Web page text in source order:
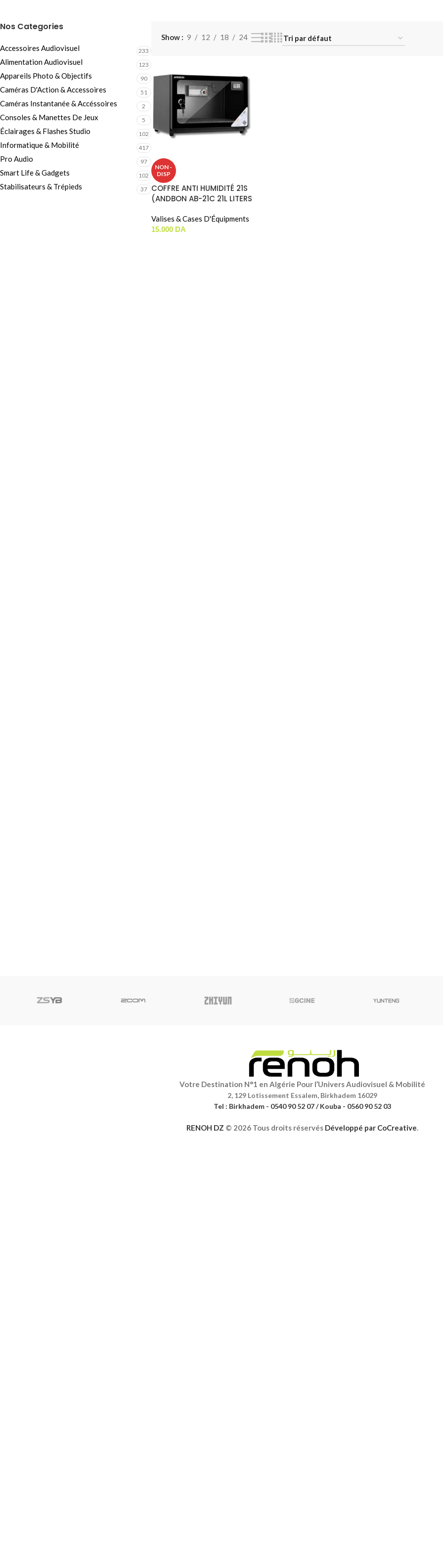
Nos Categories
Accessoires Audiovisuel 233
Alimentation Audiovisuel 123
Appareils Photo & Objectifs 90
Caméras D'Action & Accessoires 51
Caméras Instantanée & Accéssoires 2
Consoles & Manettes De Jeux 5
Éclairages & Flashes Studio 102
Informatique & Mobilité 417
Pro Audio 97
Smart Life & Gadgets 102
Stabilisateurs & Trépieds 37
Show 9 12 18 24
NON -
DISP
COFFRE ANTI HUMIDITÉ 21S
(ANDBON AB-21C 21L LITERS
Valises & Cases D'Équipments
15.000 DA
Votre Destination N°1 en Algérie Pour l’Univers Audiovisuel & Mobilité
2, 129 Lotissement Essalem, Birkhadem 16029
Tel : Birkhadem - 0540 90 52 07 / Kouba - 0560 90 52 03
RENOH DZ © 2026 Tous droits réservés Développé par CoCreative.